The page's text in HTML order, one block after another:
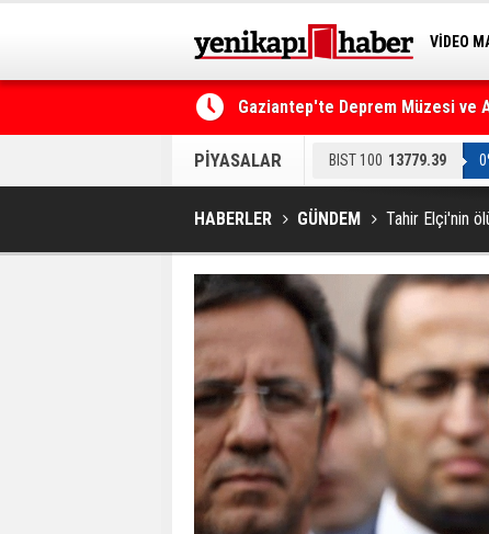
VİDEO
Gaziantep'te Deprem Müzesi ve
PİYASALAR BIST 100 13779.39
HABERLER GÜNDEM Tahir Elçi'nin